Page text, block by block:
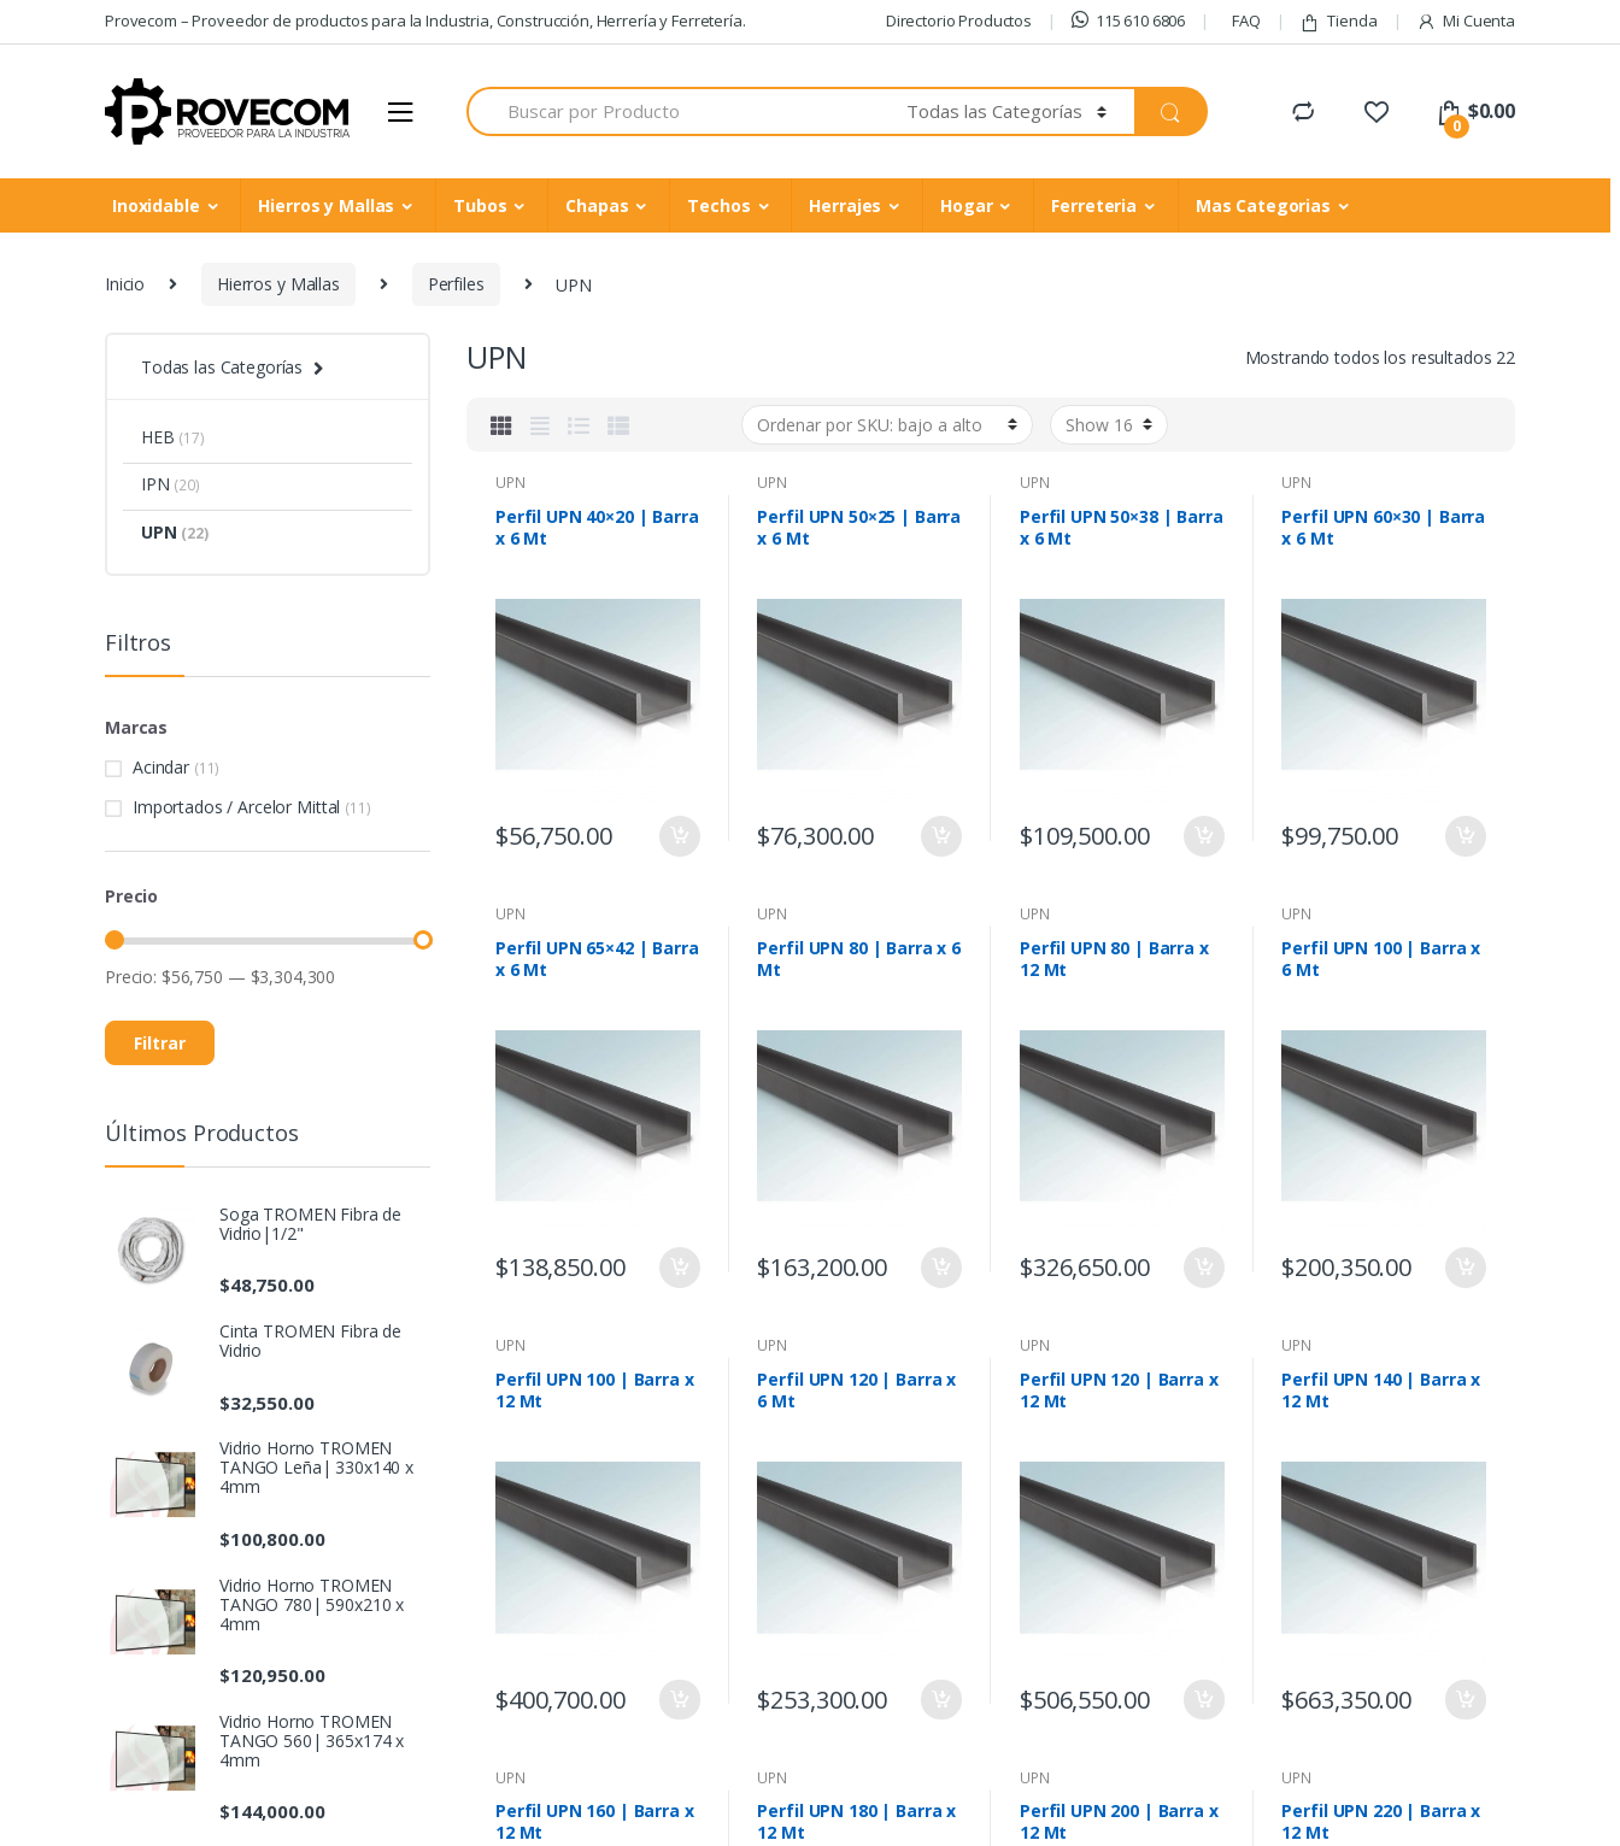
to
to
Provecom – Proveedor de productos para la Industria, Construcción, Herrería y Ferretería. Directorio Productos 115 610 6806 FAQ Tienda Mi Cuenta
Search
for:
0
$0.00
Inoxidable Hierros y Mallas Tubos Chapas Techos Herrajes Hogar Ferreteria Mas Categorias
Inicio Hierros y Mallas Perfiles UPN
UPN Mostrando todos los resultados 22
UPN
Perfil UPN 40×20 | Barra
x 6 Mt
$56,750.00
UPN
Perfil UPN 50×25 | Barra
x 6 Mt
$76,300.00
UPN
Perfil UPN 50×38 | Barra
x 6 Mt
$109,500.00
UPN
Perfil UPN 60×30 | Barra
x 6 Mt
$99,750.00
UPN
Perfil UPN 65×42 | Barra
x 6 Mt
$138,850.00
UPN
Perfil UPN 80 | Barra x 6
Mt
$163,200.00
UPN
Perfil UPN 80 | Barra x
12 Mt
$326,650.00
UPN
Perfil UPN 100 | Barra x
6 Mt
$200,350.00
UPN
Perfil UPN 100 | Barra x
12 Mt
$400,700.00
UPN
Perfil UPN 120 | Barra x
6 Mt
$253,300.00
UPN
Perfil UPN 120 | Barra x
12 Mt
$506,550.00
UPN
Perfil UPN 140 | Barra x
12 Mt
$663,350.00
UPN
Perfil UPN 160 | Barra x
12 Mt
UPN
Perfil UPN 180 | Barra x
12 Mt
UPN
Perfil UPN 200 | Barra x
12 Mt
UPN
Perfil UPN 220 | Barra x
12 Mt
Todas las Categorías
HEB (17)
IPN (20)
UPN (22)
Filtros
Marcas
Acindar (11)
Importados / Arcelor Mittal (11)
Precio
Filtrar
Precio: $56,750 — $3,304,300
Últimos Productos
Soga TROMEN Fibra de
Vidrio|1/2"
$48,750.00
Cinta TROMEN Fibra de
Vidrio
$32,550.00
Vidrio Horno TROMEN
TANGO Leña| 330x140 x
4mm
$100,800.00
Vidrio Horno TROMEN
TANGO 780| 590x210 x
4mm
$120,950.00
Vidrio Horno TROMEN
TANGO 560| 365x174 x
4mm
$144,000.00